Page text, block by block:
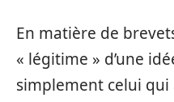
En matière de
« légitime » d’une
simplement celui